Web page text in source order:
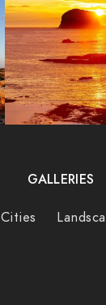
GALLERIES
Cities